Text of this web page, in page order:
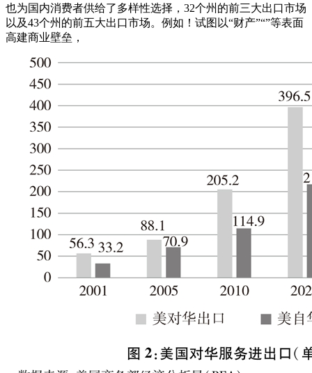
也为国内消费者供给了多样性选择，32个州的前三大出口市场
以及43个州的前五大出口市场。例如！试图以“财产”“”等表面
高建商业壁垒，